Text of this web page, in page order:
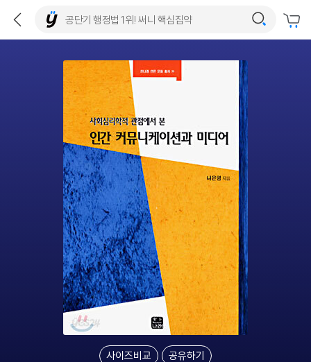
사이즈비교 공유하기